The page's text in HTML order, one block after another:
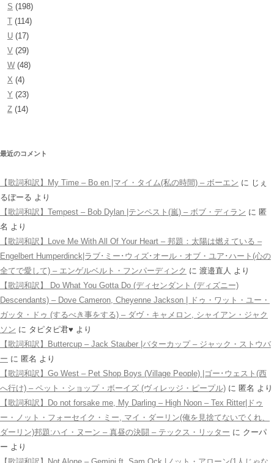
S (198)
T (114)
U (17)
V (29)
W (48)
X (4)
Y (23)
Z (14)
最近のコメント
【歌詞和訳】My Time – Bo en |マイ・タイム(私の時間) – ボーエン に じぇ
るぼーる より
【歌詞和訳】Tempest – Bob Dylan |テンペスト(嵐) – ボブ・ディラン に 匿
名 より
【歌詞和訳】Love Me With All Of Your Heart – 邦題：太陽は燃えている –
Engelbert Humperdinck|ラブ･ミー･ウィズ･オール・オブ・ユア･ハート(心の
全てで愛して) – エンゲルベルト・フンパーディンク に 渡邉直人 より
【歌詞和訳】 Do What You Gotta Do (ディセンダント (ディズニー)
Descendants) – Dove Cameron, Cheyenne Jackson | ドゥ・ワット・ユー・
ガッタ・ドゥ (するべき事をする) – ダヴ・キャメロン, シャイアン・ジャク
ソン に タピタピ君♥️ より
【歌詞和訳】Buttercup – Jack Stauber |バターカップ – ジャック・ストウバ
ー に 匿名 より
【歌詞和訳】Go West – Pet Shop Boys (Village People) |ゴー･ウェスト(西
へ行け) – ペット・ショップ・ボーイズ (ヴィレッジ・ピープル) に 匿名 より
【歌詞和訳】Do not forsake me, My Darling – High Noon – Tex Ritter|ドゥ
ー・ノット・フォーセイク・ミー, マイ・ダーリン(俺を見捨てないでくれ、
ダーリン)邦題:ハイ・ヌーン – 真昼の決闘 – テックス・リッター に クーパ
ー より